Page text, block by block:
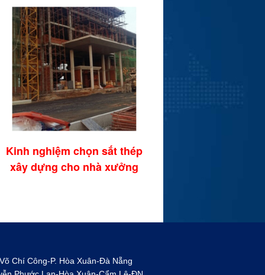
Kinh nghiệm chọn sắt thép
xây dựng cho nhà xưởng
Chí Công-P. Hòa Xuân-Đà Nẵng